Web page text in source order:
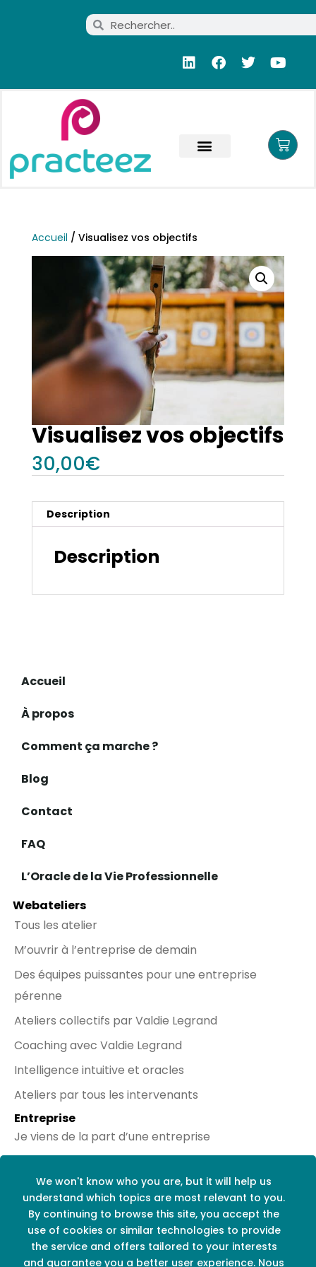
Accueil / Visualisez vos objectifs
Visualisez vos objectifs
30,00€
Description
Description
Accueil
À propos
Comment ça marche ?
Blog
Contact
FAQ
L’Oracle de la Vie Professionnelle
Webateliers
Tous les atelier
M’ouvrir à l’entreprise de demain
Des équipes puissantes pour une entreprise
pérenne
Ateliers collectifs par Valdie Legrand
Coaching avec Valdie Legrand
Intelligence intuitive et oracles
Ateliers par tous les intervenants
Entreprise
Je viens de la part d’une entreprise
We won't know who you are, but it will help us
understand which topics are most relevant to you.
By continuing to browse this site, you accept the
use of cookies or similar technologies to provide
the service and offers tailored to your interests
and guarantee you a better user experience. Nous